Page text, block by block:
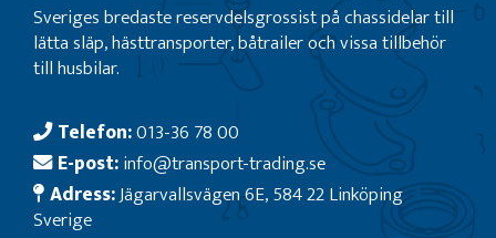
Sveriges bredaste reservdelsgrossist på chassidelar till
lätta släp, hästtransporter, båtrailer och vissa tillbehör
till husbilar.
Telefon:013-36 78 00
E-post:info@transport-trading.se
Adress:Jägarvallsvägen 6E, 584 22 Linköping
Sverige